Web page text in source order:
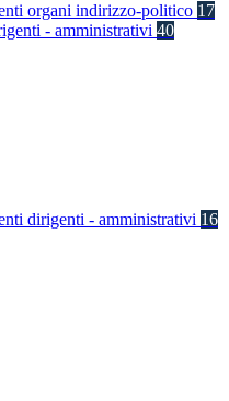
organi indirizzo-politico 17
- amministrativi 40
dirigenti - amministrativi 16